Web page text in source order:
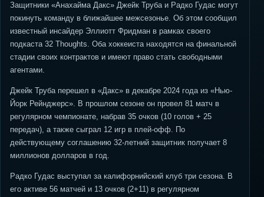
Защитники «Анахайма Дакс» Джейк Труба и Радко Гудас могут
покинуть команду в ближайшее межсезонье. Об этом сообщил
известный инсайдер Эллиотт Фридман в рамках своего
подкаста 32 Thoughts. Оба хоккеиста находятся на финальной
стадии своих контрактов и имеют право стать свободными
агентами.
Джейк Труба перешел в «Дакс» в декабре 2024 года из «Нью-
Йорк Рейнджерс». В прошлом сезоне он провел 81 матч в
регулярном чемпионате, набрав 35 очков (10 голов + 25
передач), а также сыграл 12 игр в плей-офф. По
действующему соглашению 32-летний защитник получает 8
миллионов долларов в год.
Радко Гудас выступал за калифорнийский клуб три сезона. В
его активе 56 матчей и 13 очков (2+11) в регулярном